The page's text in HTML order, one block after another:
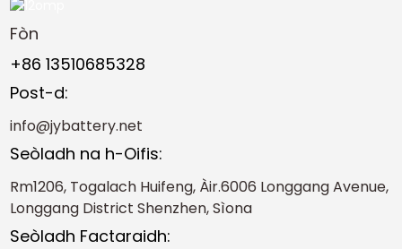
Fòn
+86 13510685328
Post-d:
info@jybattery.net
Seòladh na h-Oifis:
Rm1206, Togalach Huifeng, Àir.6006 Longgang Avenue,
Longgang District Shenzhen, Sìona
Seòladh Factaraidh: